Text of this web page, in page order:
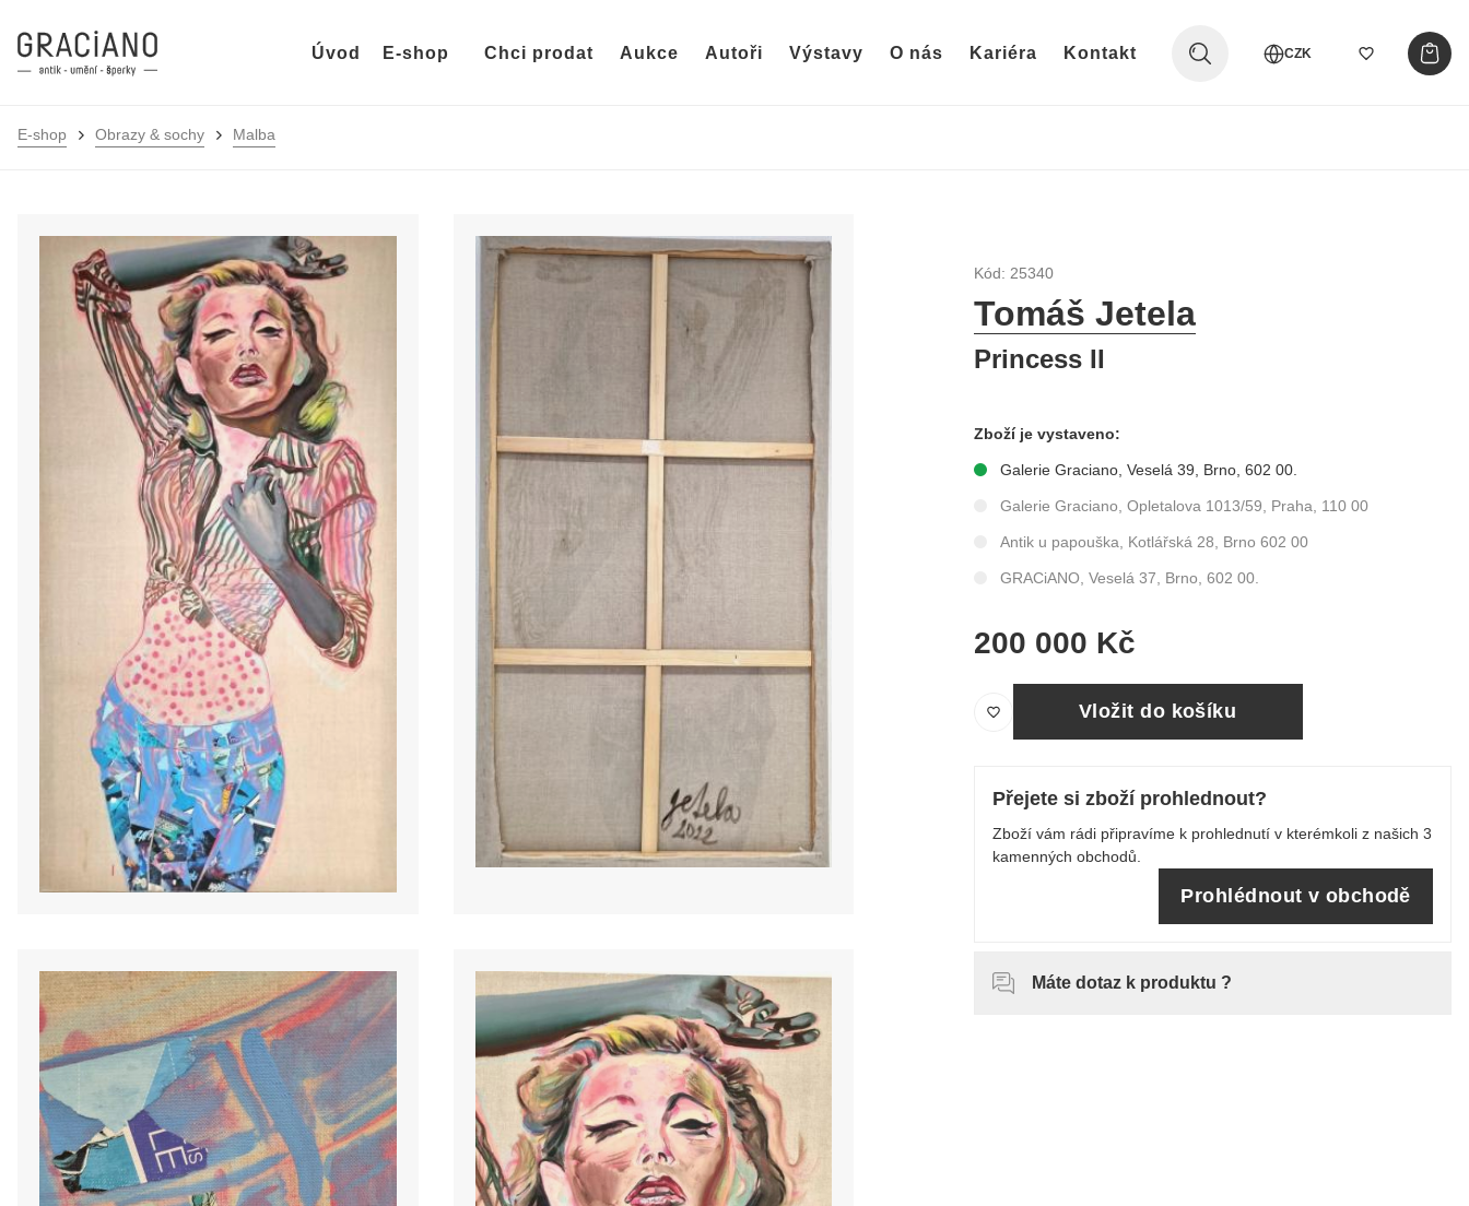
Úvod E-shop Chci prodat Aukce Autoři Výstavy O nás Kariéra Kontakt CZK
E-shop Obrazy & sochy Malba
Kód: 25340
Tomáš Jetela
Princess II
Zboží je vystaveno:
Galerie Graciano, Veselá 39, Brno, 602 00.
Galerie Graciano, Opletalova 1013/59, Praha, 110 00
Antik u papouška, Kotlářská 28, Brno 602 00
GRACiANO, Veselá 37, Brno, 602 00.
200 000 Kč
Vložit do košíku
Přejete si zboží prohlednout?
Zboží vám rádi připravíme k prohlednutí v kterémkoli z našich 3
kamenných obchodů.
Prohlédnout v obchodě
Máte dotaz k produktu ?